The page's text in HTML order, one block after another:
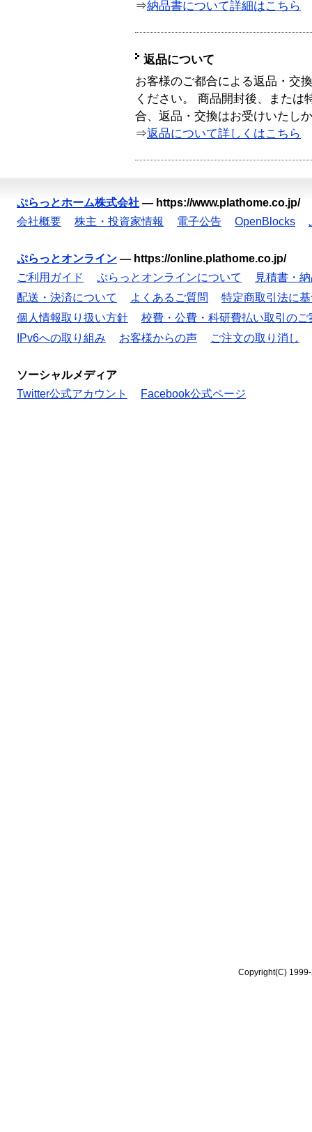
⇒納品書について詳細はこちら
返品について
お客様のご都合による返品・交
ください。 商品開封後、または
合、返品・交換はお受けいたし
⇒返品について詳しくはこちら
ぷらっとホーム株式会社 — https://www.plathome.co.jp/
会社概要
株主・投資家情報 電子公告 OpenBlocks
ぷらっとオンライン — https://online.plathome.co.jp/
ご利用ガイド
ぷらっとオンラインについて
見積書・
配送・決済について
よくあるご質問
特定商取引法に
個人情報取り扱い方針
校費・公費・科研費払い取引のご
IPv6への取り組み
お客様からの声 ご注文の取り消し
ソーシャルメディア
Twitter公式アカウント
Facebook公式ページ
Copyright(C)